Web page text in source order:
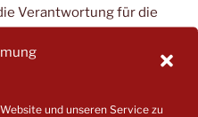
und unseren Service zu
Ver­ant­wor­tung für die
Jugend­hil­fe, also den
betrach­tet den Anstieg